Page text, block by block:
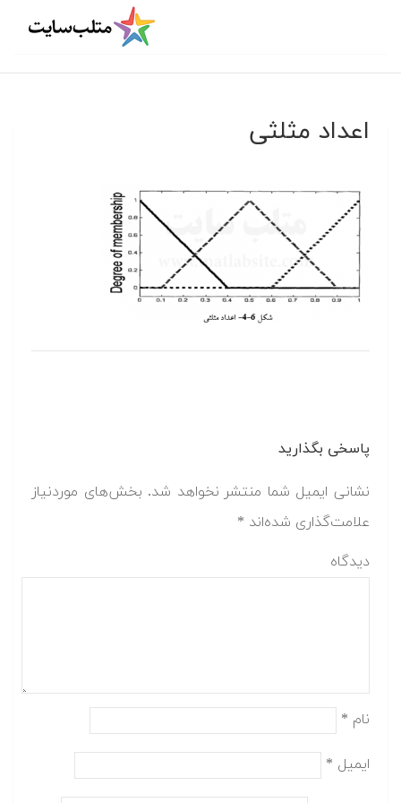
اعداد مثلثی
پاسخی بگذارید
نشانی ایمیل شما منتشر نخواهد شد. بخش‌های موردنیاز
علامت‌گذاری شده‌اند *
دیدگاه
نام *
ایمیل *